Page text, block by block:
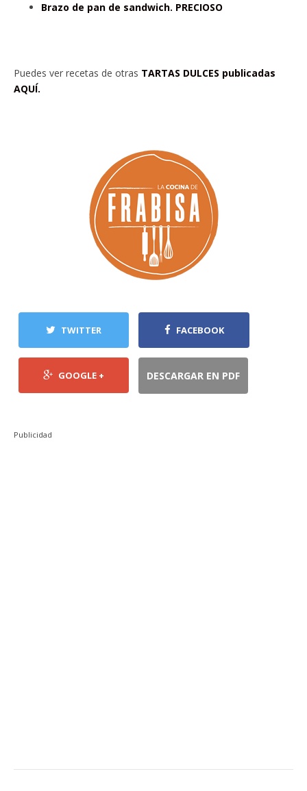
Brazo de pan de sandwich. PRECIOSO
Puedes ver recetas de otras TARTAS DULCES publicadas
AQUÍ.
TWITTER FACEBOOK
GOOGLE + DESCARGAR EN PDF
Publicidad